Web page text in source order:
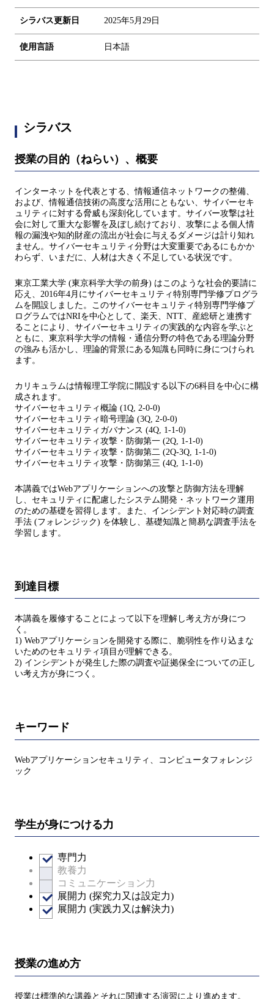
シラバス更新日 2025年5月29日
使用言語 日本語
シラバス
授業の目的（ねらい）、概要
インターネットを代表とする、情報通信ネットワークの整備、
および、情報通信技術の高度な活用にともない、サイバーセキ
ュリティに対する脅威も深刻化しています。サイバー攻撃は社
会に対して重大な影響を及ぼし続けており、攻撃による個人情
報の漏洩や知的財産の流出が社会に与えるダメージは計り知れ
ません。サイバーセキュリティ分野は大変重要であるにもかか
わらず、いまだに、人材は大きく不足している状況です。
東京工業大学 (東京科学大学の前身) はこのような社会的要請に
応え、2016年4月にサイバーセキュリティ特別専門学修プログラ
ムを開設しました。このサイバーセキュリティ特別専門学修プ
ログラムではNRIを中心として、楽天、NTT、産総研と連携す
ることにより、サイバーセキュリティの実践的な内容を学ぶと
ともに、東京科学大学の情報・通信分野の特色である理論分野
の強みも活かし、理論的背景にある知識も同時に身につけられ
ます。
カリキュラムは情報理工学院に開設する以下の6科目を中心に構
成されます。
サイバーセキュリティ概論 (1Q, 2-0-0)
サイバーセキュリティ暗号理論 (3Q, 2-0-0)
サイバーセキュリティガバナンス (4Q, 1-1-0)
サイバーセキュリティ攻撃・防御第一 (2Q, 1-1-0)
サイバーセキュリティ攻撃・防御第二 (2Q-3Q, 1-1-0)
サイバーセキュリティ攻撃・防御第三 (4Q, 1-1-0)
本講義ではWebアプリケーションへの攻撃と防御方法を理解
し、セキュリティに配慮したシステム開発・ネットワーク運用
のための基礎を習得します。また、インシデント対応時の調査
手法 (フォレンジック) を体験し、基礎知識と簡易な調査手法を
学習します。
到達目標
本講義を履修することによって以下を理解し考え方が身につ
く。
1) Webアプリケーションを開発する際に、脆弱性を作り込まな
いためのセキュリティ項目が理解できる。
2) インシデントが発生した際の調査や証拠保全についての正し
い考え方が身につく。
キーワード
Webアプリケーションセキュリティ、コンピュータフォレンジ
ック
学生が身につける力
専門力
教養力
コミュニケーション力
展開力 (探究力又は設定力)
展開力 (実践力又は解決力)
授業の進め方
授業は標準的な講義とそれに関連する演習により進めます。